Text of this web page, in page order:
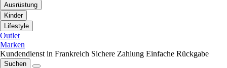
Ausrüstung
Kinder
Lifestyle
Outlet
Marken
Kundendienst in Frankreich Sichere Zahlung Einfache Rückgabe
Suchen